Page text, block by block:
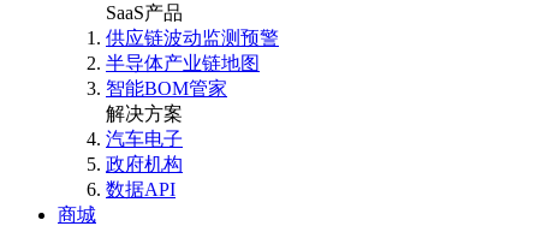
SaaS产品
供应链波动监测预警
半导体产业链地图
智能BOM管家
解决方案
汽车电子
政府机构
数据API
商城